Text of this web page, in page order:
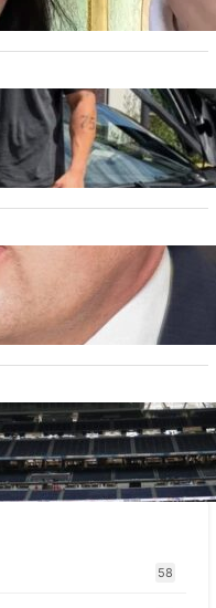
VIP Kosova, Eduart
kritikëve, publikon
luksoze
gazin amerikan,
“Mbrojeni LDK-në, jo
Madridit dhe
urgjentisht në spital pas
mungon në ndeshjet
58